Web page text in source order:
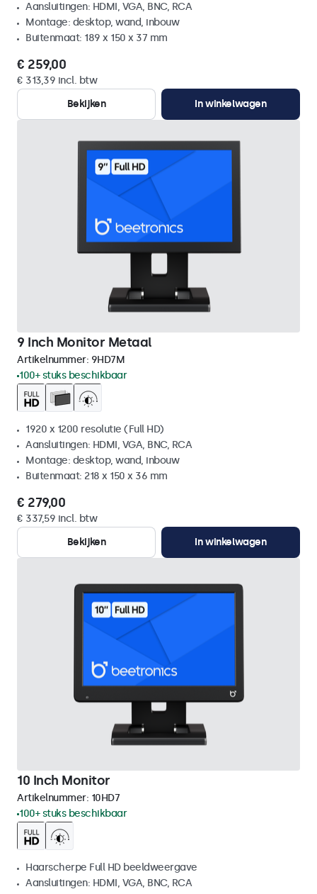
Aansluitingen: HDMI, VGA, BNC, RCA
Montage: desktop, wand, inbouw
Buitenmaat: 189 x 150 x 37 mm
€ 259,00
€ 313,39 incl. btw
Bekijken
In winkelwagen
9 Inch Monitor Metaal
Artikelnummer: 9HD7M
100+ stuks beschikbaar
1920 x 1200 resolutie (Full HD)
Aansluitingen: HDMI, VGA, BNC, RCA
Montage: desktop, wand, inbouw
Buitenmaat: 218 x 150 x 36 mm
€ 279,00
€ 337,59 incl. btw
Bekijken
In winkelwagen
10 Inch Monitor
Artikelnummer: 10HD7
100+ stuks beschikbaar
Haarscherpe Full HD beeldweergave
Aansluitingen: HDMI, VGA, BNC, RCA